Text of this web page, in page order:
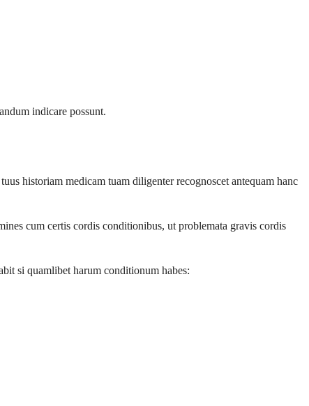
indicare possunt.
historiam medicam tuam diligenter recognoscet antequam hanc
cum certis cordis conditionibus, ut problemata gravis cordis
si quamlibet harum conditionum habes: